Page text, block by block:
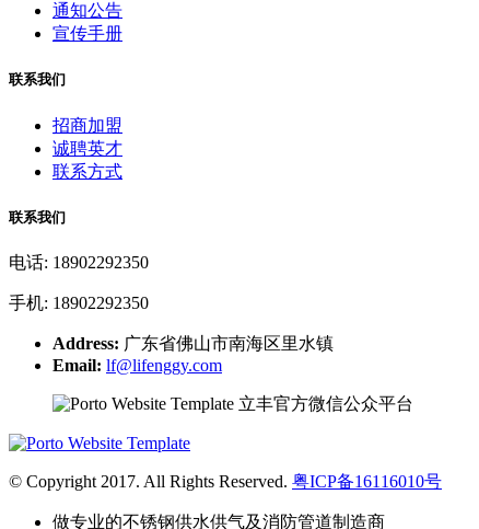
通知公告
宣传手册
联系我们
招商加盟
诚聘英才
联系方式
联系我们
电话: 18902292350
手机: 18902292350
Address: 广东省佛山市南海区里水镇
Email: lf@lifenggy.com
立丰官方微信公众平台
© Copyright 2017. All Rights Reserved. 粤ICP备16116010号
做专业的不锈钢供水供气及消防管道制造商